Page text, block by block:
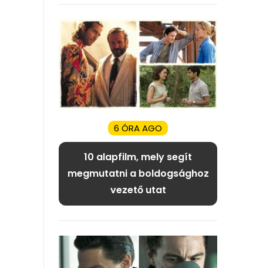
6 ÓRA AGO
10 alapfilm, mely segít
megmutatni a boldogsághoz
vezető utat